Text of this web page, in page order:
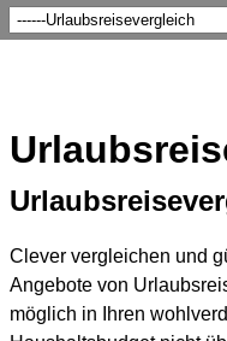
Clever vergleichen und
Angebote von
möglich in Ihren